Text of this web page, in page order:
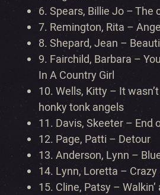
6. Spears, Billie Jo – The
7. Remington, Rita –
8. Shepard, Jean –
9. Fairchild, Barbara –
In A Country Girl
10. Wells, Kitty – It
honky tonk angels
11. Davis, Skeeter – End
12. Page, Patti – Detour
13. Anderson, Lynn –
14. Lynn, Loretta – Crazy
15. Cline, Patsy –